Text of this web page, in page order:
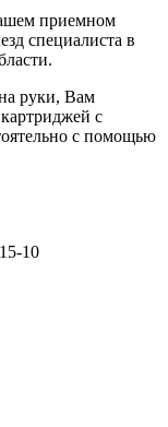
приемном
специалиста в
руки, Вам
с
с помощью
10